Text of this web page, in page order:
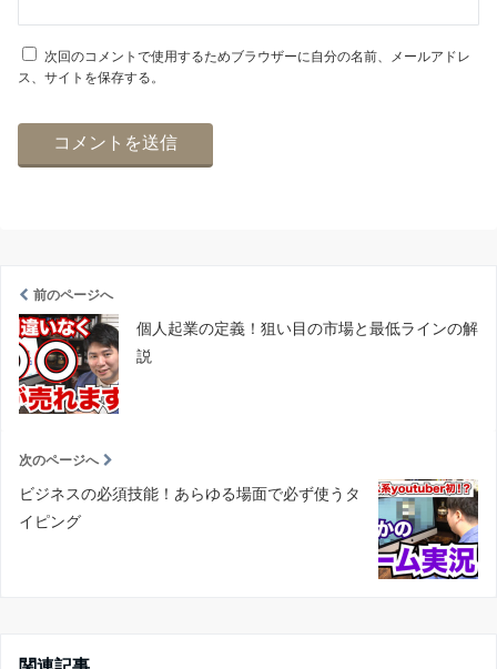
次回のコメントで使用するためブラウザーに自分の名前、メールアドレ
ス、サイトを保存する。
前のページへ
個人起業の定義！狙い目の市場と最低ラインの解
説
次のページへ
ビジネスの必須技能！あらゆる場面で必ず使うタ
イピング